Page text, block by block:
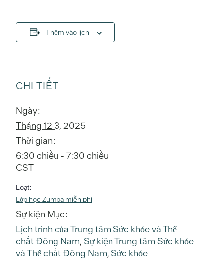
Thêm vào lịch
CHI TIẾT
Ngày:
Tháng 12 3, 2025
Thời gian:
6:30 chiều - 7:30 chiều
CST
Loạt:
Lớp học Zumba miễn phí
Sự kiện Mục:
Lịch trình của Trung tâm Sức khỏe và Thể
chất Đông Nam, Sự kiện Trung tâm Sức khỏe
và Thể chất Đông Nam, Sức khỏe